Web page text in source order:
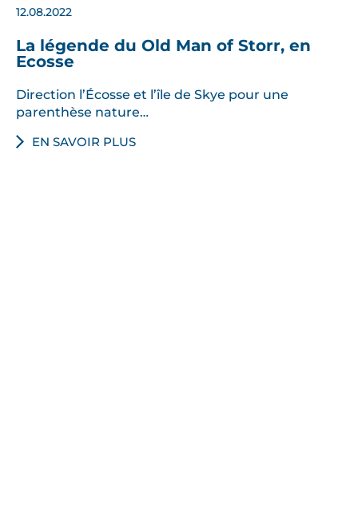
12.08.2022
La légende du Old Man of Storr, en
Ecosse
Direction l’Écosse et l’île de Skye pour une
parenthèse nature…
EN SAVOIR PLUS